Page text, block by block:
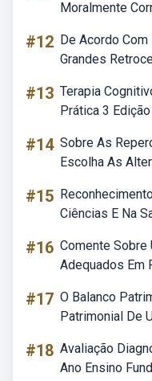
Moralmente
#12 De Acordo
Grandes
#13 Terapia
Prática 3
#14 Sobre As
Escolha As
#15
Ciências E Na
#16 Comente Sobre
Adequados Em
#17 O Balanco
Patrimonial De
#18 Avaliação
Ano Ensino